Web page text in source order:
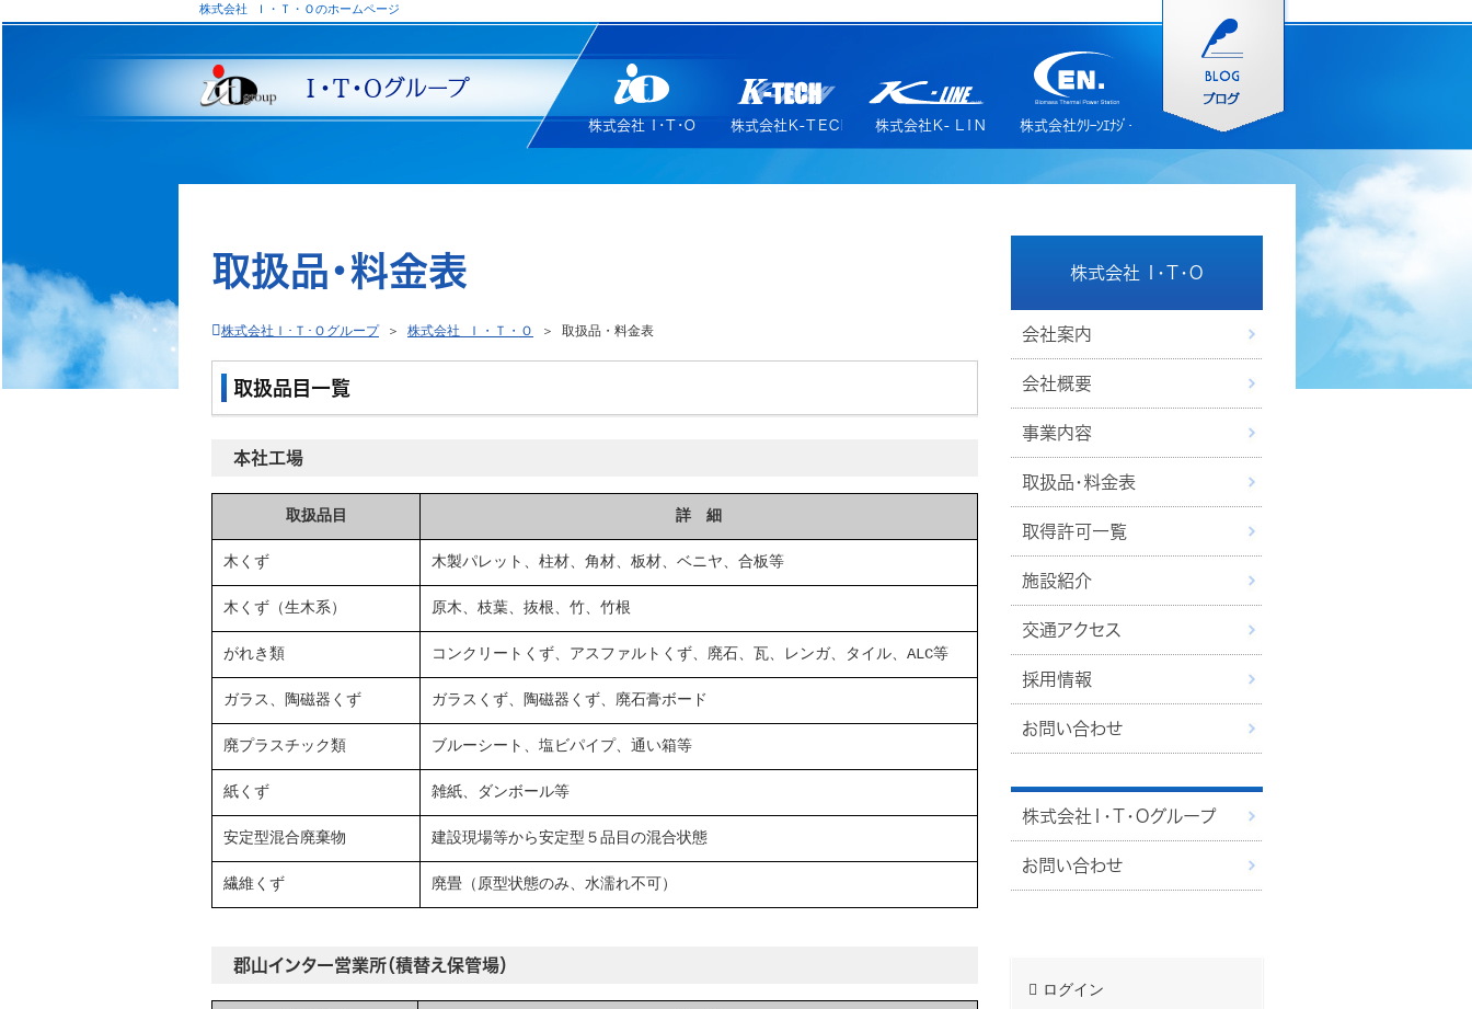
株式会社 Ｉ・Ｔ・Ｏのホームページ
Ｉ・Ｔ・Ｏグループ
株式会社 Ｉ・Ｔ・Ｏ 株式会社Ｋ-ＴＥＣＨ 株式会社Ｋ- ＬＩＮＥ 株式会社ｸﾘｰﾝｴﾅｼﾞｰ奈良
取扱品・料金表
株式会社Ｉ･Ｔ･Ｏグループ ＞ 株式会社 Ｉ・Ｔ・Ｏ ＞ 取扱品・料金表
取扱品目一覧
本社工場
取扱品目 詳 細
木くず 木製パレット、柱材、角材、板材、ベニヤ、合板等
木くず（生木系） 原木、枝葉、抜根、竹、竹根
がれき類 コンクリートくず、アスファルトくず、廃石、瓦、レンガ、タイル、ALC等
ガラス、陶磁器くず ガラスくず、陶磁器くず、廃石膏ボード
廃プラスチック類 ブルーシート、塩ビパイプ、通い箱等
紙くず 雑紙、ダンボール等
安定型混合廃棄物 建設現場等から安定型５品目の混合状態
繊維くず 廃畳（原型状態のみ、水濡れ不可）
郡山インター営業所（積替え保管場）
株式会社 Ｉ・Ｔ・Ｏ
会社案内
会社概要
事業内容
取扱品・料金表
取得許可一覧
施設紹介
交通アクセス
採用情報
お問い合わせ
株式会社Ｉ･Ｔ･Ｏグループ
お問い合わせ
ログイン